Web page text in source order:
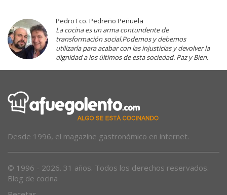
Pedro Fco. Pedreño Peñuela
La cocina es un arma contundente de
transformación social.Podemos y debemos
utilizarla para acabar con las injusticias y devolver la
dignidad a los últimos de esta sociedad. Paz y Bien.
Desde 1996, el magazine gastronómico en internet.
© 1996 - 2026. 31 años. Todos los derechos reservados.
Blog de cocina